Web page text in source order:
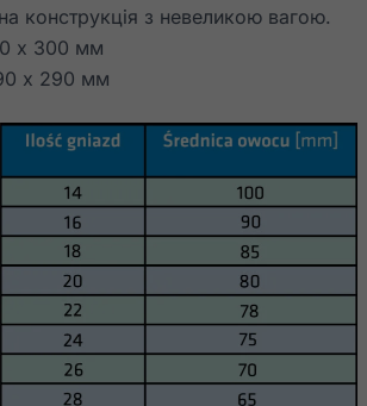
конструкція з невеликою вагою.
x 300 мм
x 290 мм